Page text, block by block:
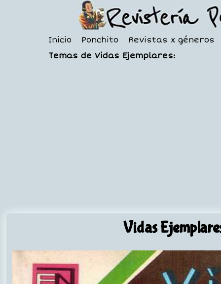
Inicio Ponchito
Revistas x géneros
Temas de Vidas Ejemplares:
Vidas